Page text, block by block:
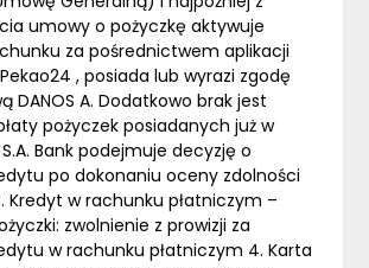
umowy o pożyczkę aktywuje
za pośrednictwem aplikacji
, posiada lub wyrazi zgodę
DANOS A. Dodatkowo brak jest
pożyczek posiadanych już w
Bank podejmuje decyzję o
po dokonaniu oceny zdolności
Kredyt w rachunku płatniczym –
zwolnienie z prowizji za
w rachunku płatniczym 4. Karta